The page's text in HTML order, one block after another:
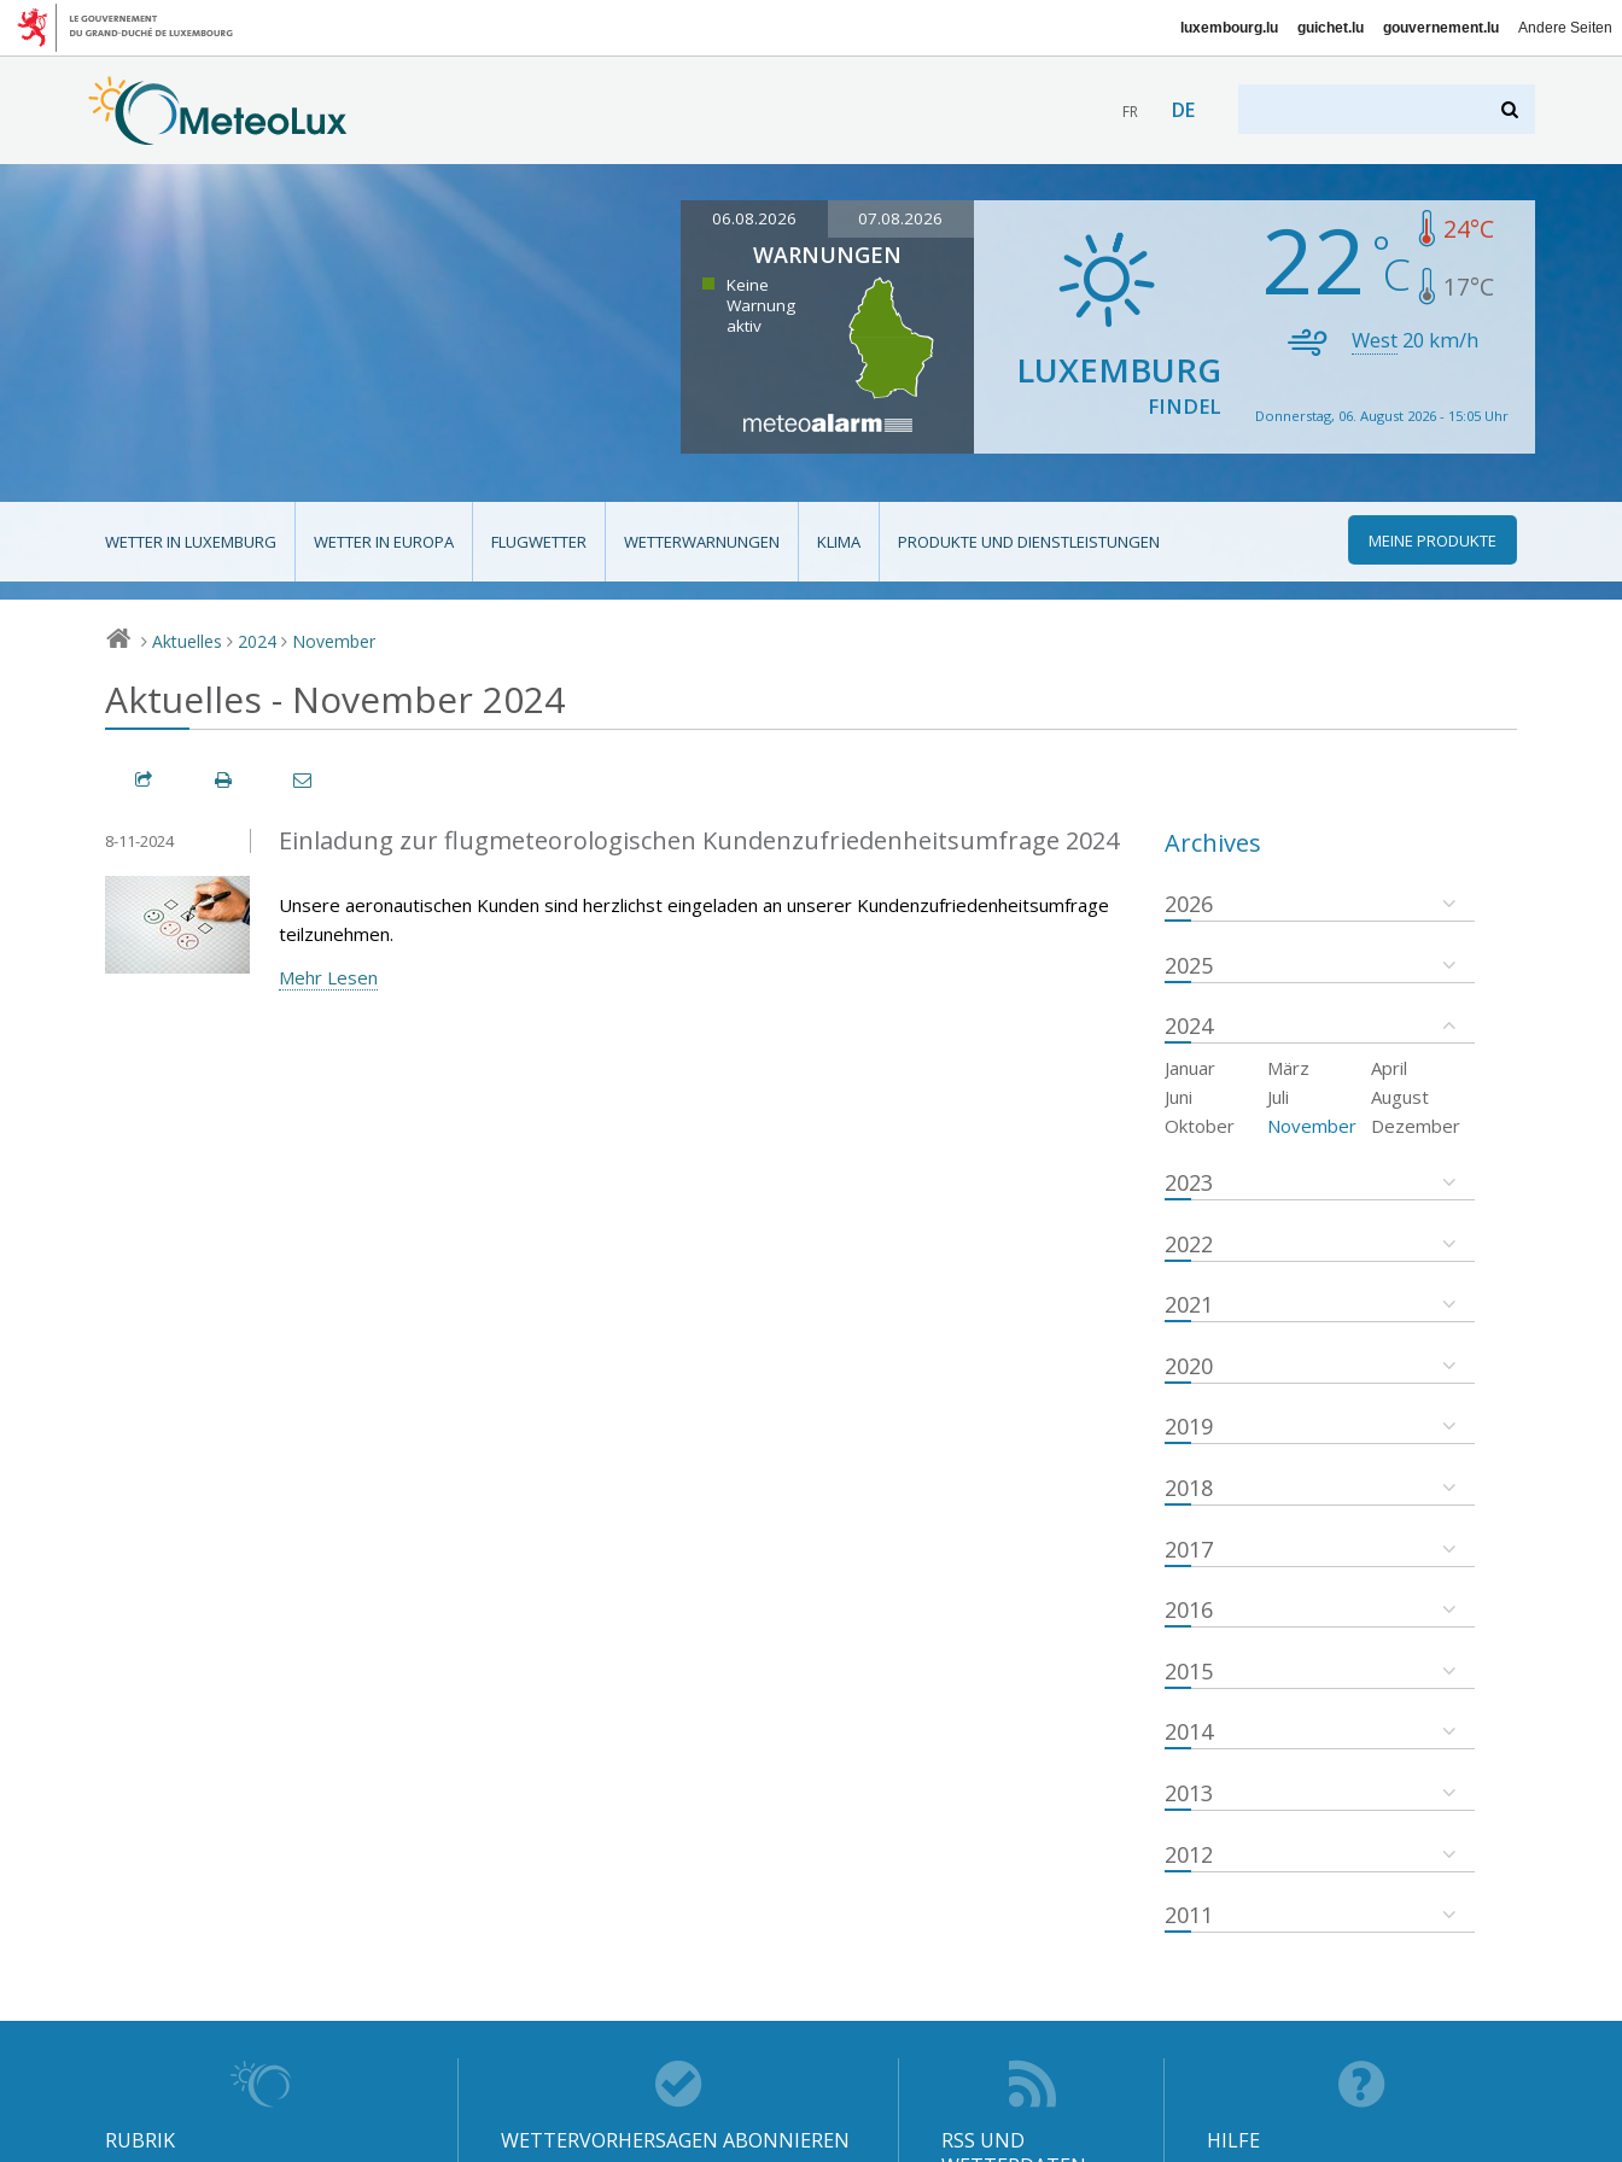
luxembourg.lu guichet.lu gouvernement.lu Andere Seiten
FR DE
06.08.2026 07.08.2026
WARNUNGEN
Keine
Warnung
aktiv
LUXEMBURG
FINDEL
22 24°C
17°C
West 20 km/h
Donnerstag, 06. August 2026 - 15:05 Uhr
WETTER IN LUXEMBURG WETTER IN EUROPA FLUGWETTER WETTERWARNUNGEN KLIMA PRODUKTE UND DIENSTLEISTUNGEN MEINE PRODUKTE
> Aktuelles > 2024 > November
Aktuelles - November 2024
Einladung zur flugmeteorologischen Kundenzufriedenheitsumfrage 2024
8-11-2024
Unsere aeronautischen Kunden sind herzlichst eingeladen an unserer Kundenzufriedenheitsumfrage
teilzunehmen.
Mehr Lesen
Archives
2026
2025
2024
Januar März
April
Juni
Juli
August
Oktober
November Dezember
2023
2022
2021
2020
2019
2018
2017
2016
2015
2014
2013
2012
2011
RUBRIK WETTERVORHERSAGEN ABONNIEREN
RSS UND
HILFE